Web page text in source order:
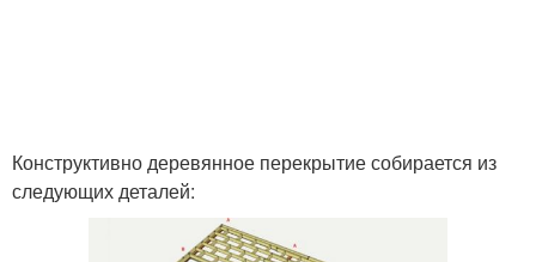
Конструктивно деревянное перекрытие собирается из
следующих деталей: